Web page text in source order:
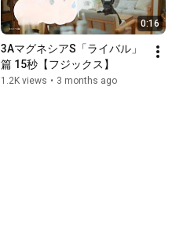
0:16
3AマグネシアS「ライバル」
篇 15秒【フジックス】
1.2K views • 3 months ago